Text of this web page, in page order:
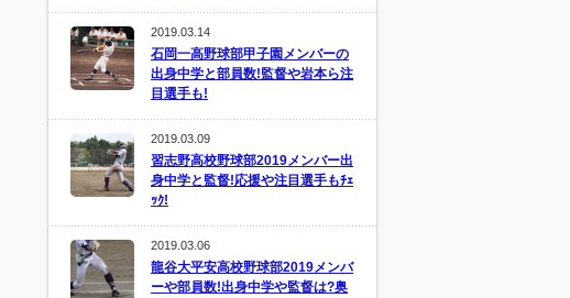
2019.03.14
石岡一高野球部甲子園メンバーの
出身中学と部員数!監督や岩本ら注
目選手も!
2019.03.09
習志野高校野球部2019メンバー出
身中学と監督!応援や注目選手もﾁｪ
ｯｸ!
2019.03.06
龍谷大平安高校野球部2019メンバ
ーや部員数!出身中学や監督は?奥